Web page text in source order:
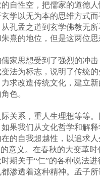
自性空，把儒家的道德
以无为本的思维方式
孔孟之道到玄学佛教无
熹的地位，但是这两位
思想受到了强烈的冲击
法为标志，说明了传统
求改造传统文化，建立
色。
系，重人生理想等等。
果我们从文化哲学和解
的自我超越性，以追求
意义。在春秋的大变革
期关于“仁”的各种说法
渗透着这种精神。孟子